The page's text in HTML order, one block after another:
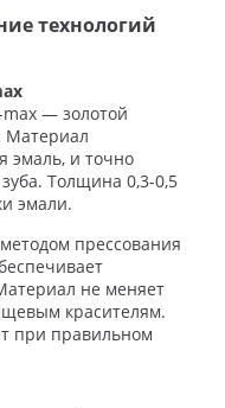
технологий
max — золотой
Материал
эмаль, и точно
Толщина 0,3-0,5
эмали.
прессования
не меняет
красителям.
при правильном